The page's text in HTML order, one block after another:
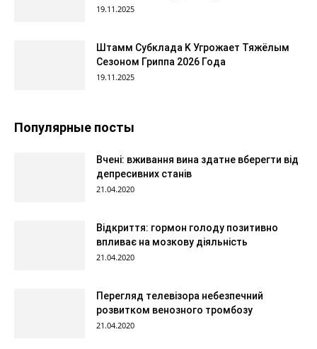
19.11.2025
Штамм Субклада K Угрожает Тяжёлым
Сезоном Гриппа 2026 Года
19.11.2025
Популярные посты
Вчені: вживання вина здатне вберегти від
депресивних станів
21.04.2020
Відкриття: гормон голоду позитивно
впливає на мозкову діяльність
21.04.2020
Перегляд телевізора небезпечний
розвитком венозного тромбозу
21.04.2020